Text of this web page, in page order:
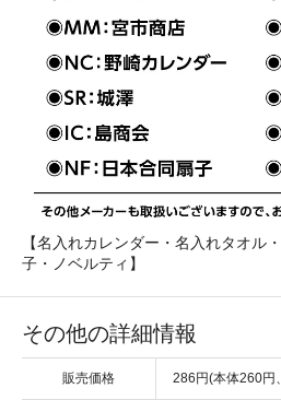
【名入れカレンダー・名入れタオル
子・ノベルティ】
その他の詳細情報
販売価格 286円(本体260円